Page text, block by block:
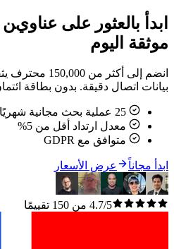
ابدأ بالعثور على
موثقة اليوم
بيانات اتصال دقيقة. بدون بطاقة
معدل ارتداد أقل من 5%
متوافق مع GDPR
ابدأ مجاناً عرض الأسعار
4.7/5 من 150 تقييمًا